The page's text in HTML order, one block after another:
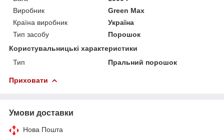
Виробник
Green Max
Країна виробник
Україна
Тип засобу
Порошок
Користувальницькі характеристики
Тип
Пральний порошок
Приховати
Умови доставки
Нова Пошта